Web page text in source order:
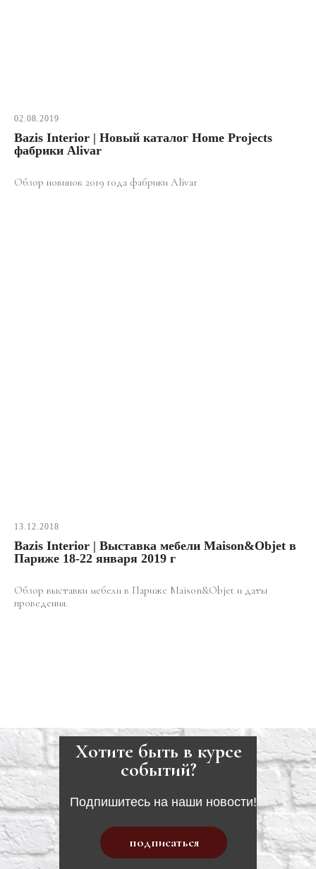
02.08.2019
Bazis Interior | Новый каталог Home Projects
фабрики Alivar
Обзор новинок 2019 года фабрики Alivar
13.12.2018
Bazis Interior | Выставка мебели Maison&Objet в
Париже 18-22 января 2019 г
Обзор выставки мебели в Париже Maison&Objet и даты
проведения.
Хотите быть в курсе
событий?
Подпишитесь на наши новости!
подписаться